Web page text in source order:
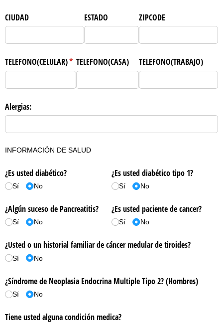
CIUDAD ESTADO ZIPCODE
TELEFONO(CELULAR)*
(necesario)
TELEFONO(CASA) TELEFONO(TRABAJO)
Alergias:
INFORMACIÓN DE SALUD
¿Es usted diabético?
Sí No
¿Es usted diabético tipo 1?
Sí No
¿Algún suceso de Pancreatitis?
Sí No
¿Es usted paciente de cancer?
Sí No
¿Usted o un historial familiar de cáncer medular de tiroides?
Sí No
¿Síndrome de Neoplasia Endocrina Multiple Tipo 2? (Hombres)
Sí No
Tiene usted alguna condición medica?